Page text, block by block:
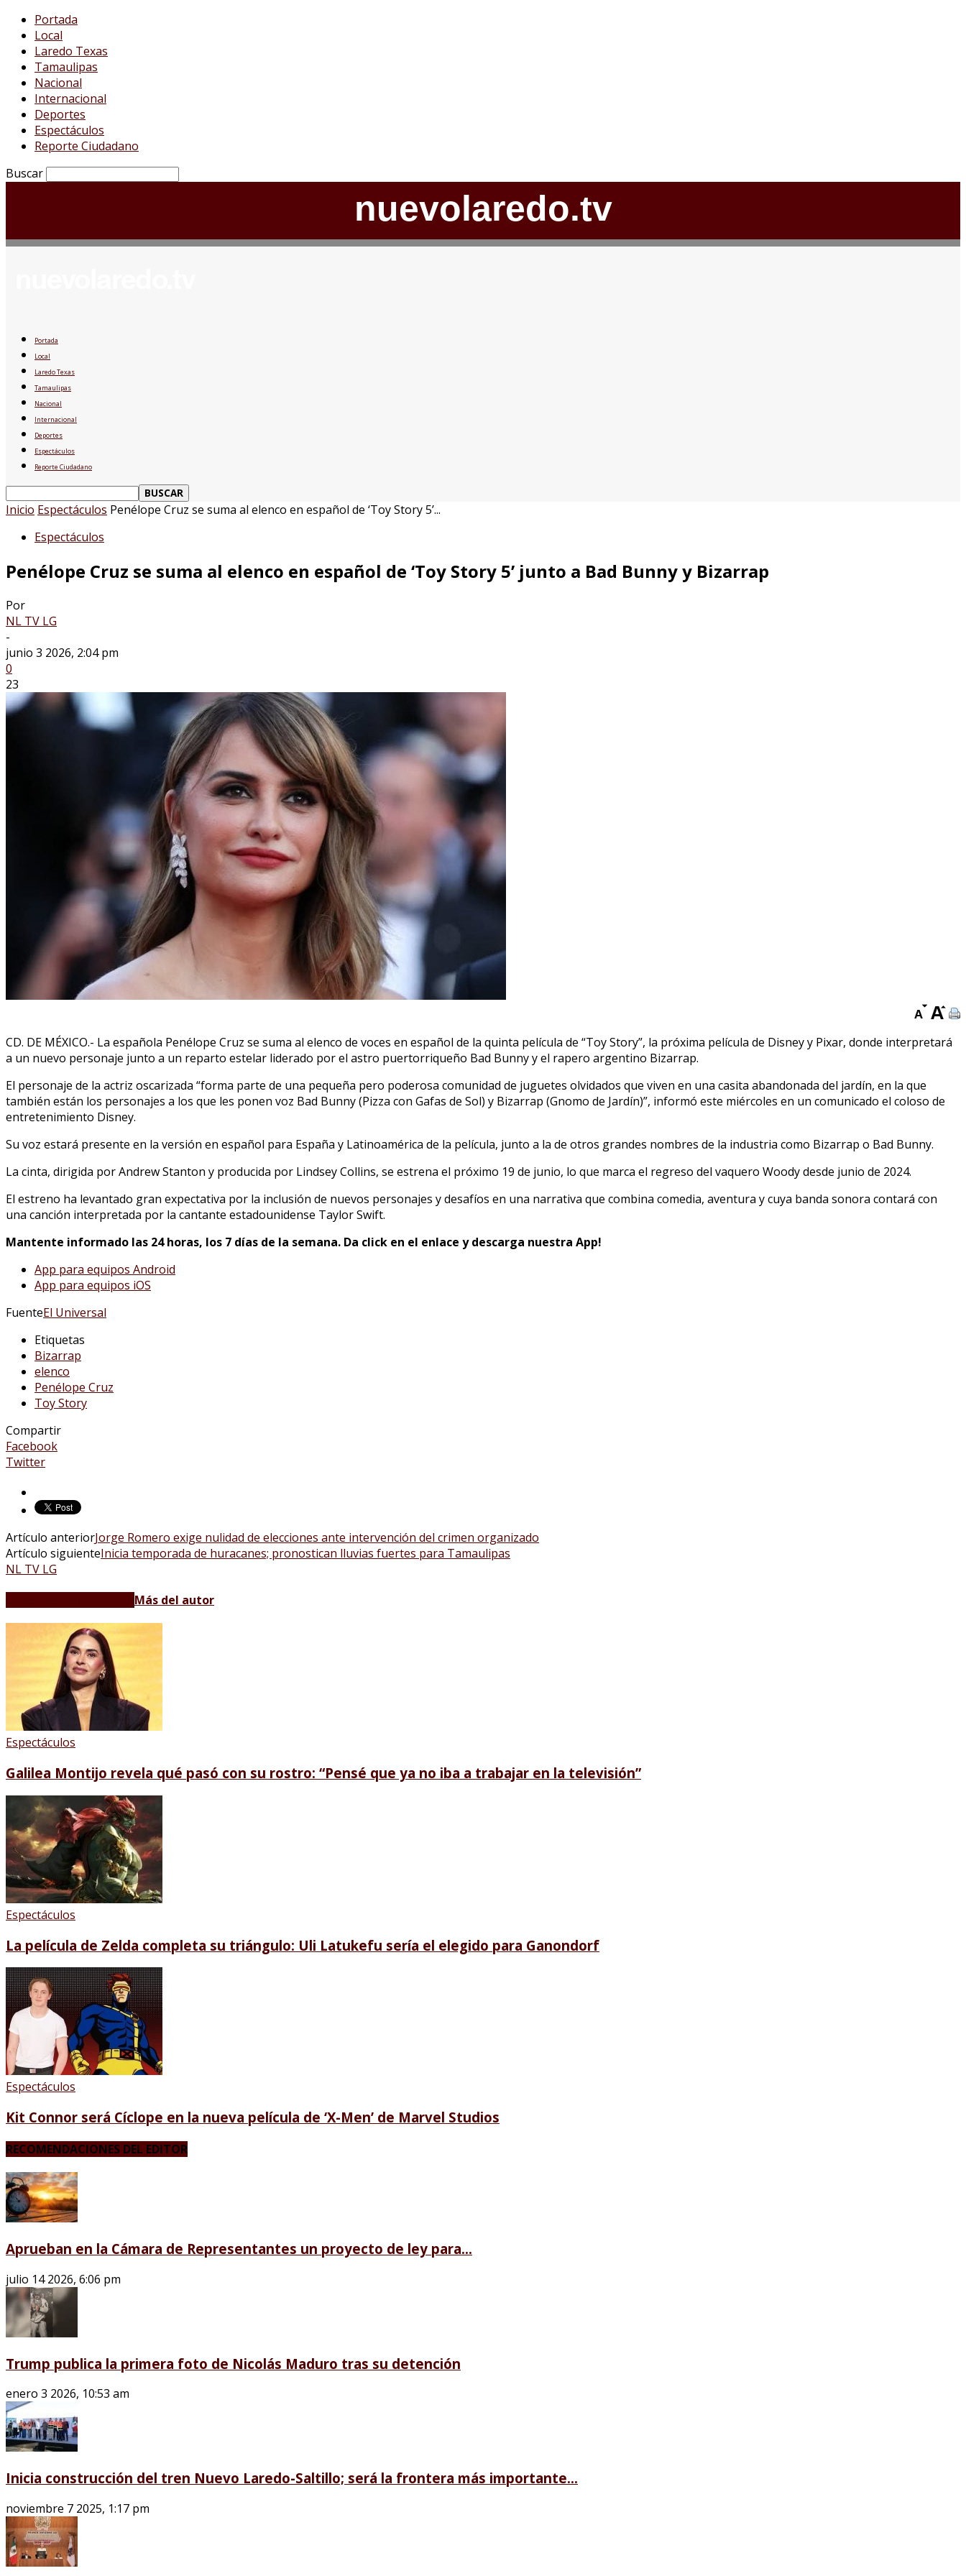
Portada
Local
Laredo Texas
Tamaulipas
Nacional
Internacional
Deportes
Espectáculos
Reporte Ciudadano
Buscar
nuevolaredo.tv
Portada
Local
Laredo Texas
Tamaulipas
Nacional
Internacional
Deportes
Espectáculos
Reporte Ciudadano
Inicio Espectáculos Penélope Cruz se suma al elenco en español de ‘Toy Story 5’...
Espectáculos
Penélope Cruz se suma al elenco en español de ‘Toy Story 5’ junto a Bad Bunny y Bizarrap
Por
NL TV LG
-
junio 3 2026, 2:04 pm
0
23
CD. DE MÉXICO.- La española Penélope Cruz se suma al elenco de voces en español de la quinta película de “Toy Story”, la próxima película de Disney y Pixar, donde interpretará
a un nuevo personaje junto a un reparto estelar liderado por el astro puertorriqueño Bad Bunny y el rapero argentino Bizarrap.
El personaje de la actriz oscarizada “forma parte de una pequeña pero poderosa comunidad de juguetes olvidados que viven en una casita abandonada del jardín, en la que
también están los personajes a los que les ponen voz Bad Bunny (Pizza con Gafas de Sol) y Bizarrap (Gnomo de Jardín)”, informó este miércoles en un comunicado el coloso de
entretenimiento Disney.
Su voz estará presente en la versión en español para España y Latinoamérica de la película, junto a la de otros grandes nombres de la industria como Bizarrap o Bad Bunny.
La cinta, dirigida por Andrew Stanton y producida por Lindsey Collins, se estrena el próximo 19 de junio, lo que marca el regreso del vaquero Woody desde junio de 2024.
El estreno ha levantado gran expectativa por la inclusión de nuevos personajes y desafíos en una narrativa que combina comedia, aventura y cuya banda sonora contará con
una canción interpretada por la cantante estadounidense Taylor Swift.
Mantente informado las 24 horas, los 7 días de la semana. Da click en el enlace y descarga nuestra App!
App para equipos Android
App para equipos iOS
FuenteEl Universal
Etiquetas
Bizarrap
elenco
Penélope Cruz
Toy Story
Compartir
Facebook
Twitter
Artículo anteriorJorge Romero exige nulidad de elecciones ante intervención del crimen organizado
Artículo siguienteInicia temporada de huracanes; pronostican lluvias fuertes para Tamaulipas
NL TV LG
Más del autor
Espectáculos
Galilea Montijo revela qué pasó con su rostro: “Pensé que ya no iba a trabajar en la televisión”
Espectáculos
La película de Zelda completa su triángulo: Uli Latukefu sería el elegido para Ganondorf
Espectáculos
Kit Connor será Cíclope en la nueva película de ‘X-Men’ de Marvel Studios
RECOMENDACIONES DEL EDITOR
Aprueban en la Cámara de Representantes un proyecto de ley para...
julio 14 2026, 6:06 pm
Trump publica la primera foto de Nicolás Maduro tras su detención
enero 3 2026, 10:53 am
Inicia construcción del tren Nuevo Laredo-Saltillo; será la frontera más importante...
noviembre 7 2025, 1:17 pm